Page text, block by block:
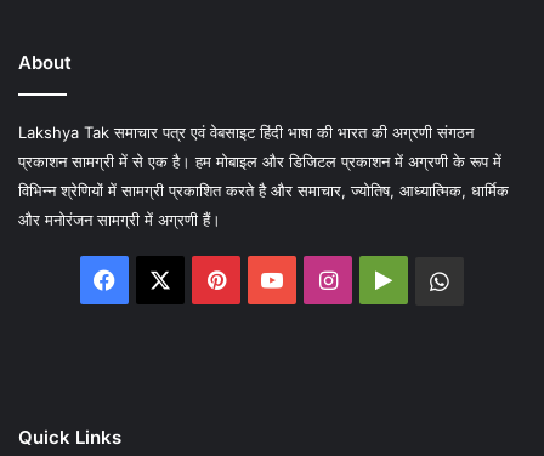
About
Lakshya Tak समाचार पत्र एवं वेबसाइट हिंदी भाषा की भारत की अग्रणी संगठन
प्रकाशन सामग्री में से एक है। हम मोबाइल और डिजिटल प्रकाशन में अग्रणी के रूप में
विभिन्न श्रेणियों में सामग्री प्रकाशित करते है और समाचार, ज्योतिष, आध्यात्मिक, धार्मिक
और मनोरंजन सामग्री में अग्रणी हैं।
Facebook PinterestYouTubeInstagram
Google
Quick Links